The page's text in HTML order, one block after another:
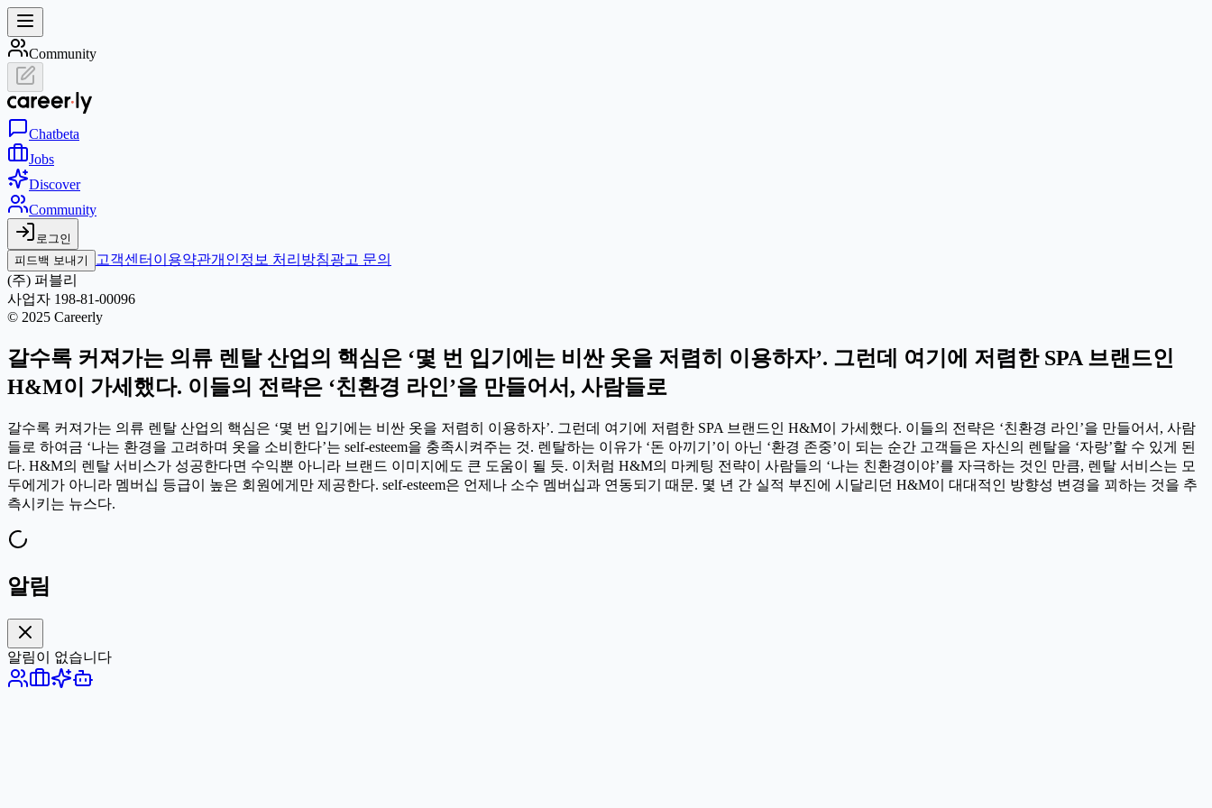
Community
Chatbeta
Jobs
Discover
Community
로그인
피드백 보내기
고객센터 이용약관개인정보 처리방침광고 문의
(주) 퍼블리
사업자 198-81-00096
© 2025 Careerly
갈수록 커져가는 의류 렌탈 산업의 핵심은 ‘몇 번 입기에는 비싼 옷을 저렴히 이용하자’. 그런데 여기에 저렴한 SPA 브랜드인
H&M이 가세했다. 이들의 전략은 ‘친환경 라인’을 만들어서, 사람들로
갈수록 커져가는 의류 렌탈 산업의 핵심은 ‘몇 번 입기에는 비싼 옷을 저렴히 이용하자’. 그런데 여기에 저렴한 SPA 브랜드인 H&M이 가세했다. 이들의 전략은 ‘친환경 라인’을 만들어서, 사람
들로 하여금 ‘나는 환경을 고려하며 옷을 소비한다’는 self-esteem을 충족시켜주는 것. 렌탈하는 이유가 ‘돈 아끼기’이 아닌 ‘환경 존중’이 되는 순간 고객들은 자신의 렌탈을 ‘자랑’할 수 있게 된
다. H&M의 렌탈 서비스가 성공한다면 수익뿐 아니라 브랜드 이미지에도 큰 도움이 될 듯. 이처럼 H&M의 마케팅 전략이 사람들의 ‘나는 친환경이야’를 자극하는 것인 만큼, 렌탈 서비스는 모
두에게가 아니라 멤버십 등급이 높은 회원에게만 제공한다. self-esteem은 언제나 소수 멤버십과 연동되기 때문. 몇 년 간 실적 부진에 시달리던 H&M이 대대적인 방향성 변경을 꾀하는 것을 추
측시키는 뉴스다.
알림
알림이 없습니다